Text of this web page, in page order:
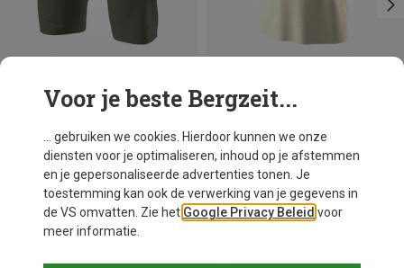
Je bespaart 38%
Dynafit
Heren Trail Tank top
€ 56,50
S M L
Voor je beste Bergzeit...
... gebruiken we cookies. Hierdoor kunnen we onze
diensten voor je optimaliseren, inhoud op je afstemmen
en je gepersonaliseerde advertenties tonen. Je
toestemming kan ook de verwerking van je gegevens in
de VS omvatten. Zie het Google Privacy Beleid voor
meer informatie.